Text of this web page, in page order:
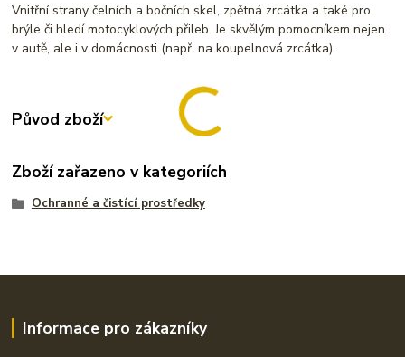
Vnitřní strany čelních a bočních skel, zpětná zrcátka a také pro
brýle či hledí motocyklových přileb. Je skvělým pomocníkem nejen
v autě, ale i v domácnosti (např. na koupelnová zrcátka).
Původ zboží
Zboží zařazeno v kategoriích
Ochranné a čistící prostředky
Informace pro zákazníky